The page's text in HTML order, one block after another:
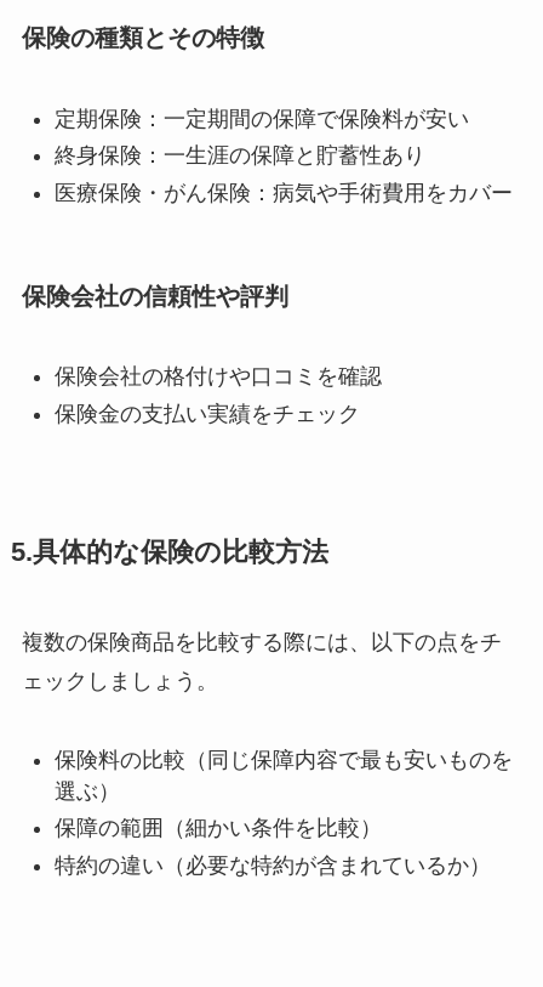
保険の種類とその特徴
定期保険：一定期間の保障で保険料が安い
終身保険：一生涯の保障と貯蓄性あり
医療保険・がん保険：病気や手術費用をカバー
保険会社の信頼性や評判
保険会社の格付けや口コミを確認
保険金の支払い実績をチェック
5.具体的な保険の比較方法
複数の保険商品を比較する際には、以下の点をチ
ェックしましょう。
保険料の比較（同じ保障内容で最も安いものを
選ぶ）
保障の範囲（細かい条件を比較）
特約の違い（必要な特約が含まれているか）